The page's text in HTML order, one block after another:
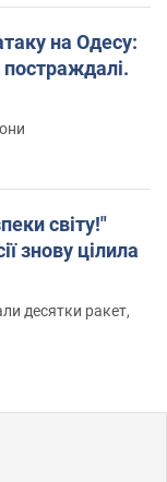
на Одесу:
постраждалі.
світу!"
знову цілила
десятки ракет,